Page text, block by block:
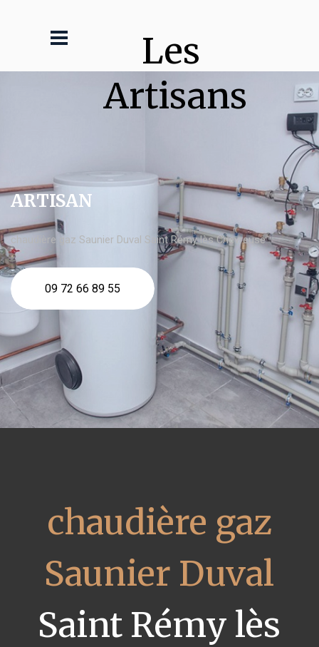
Les
Artisans
ARTISAN
chaudière gaz Saunier Duval Saint Rémy lès Chevreuse
09 72 66 89 55
chaudière gaz
Saunier Duval
Saint Rémy lès